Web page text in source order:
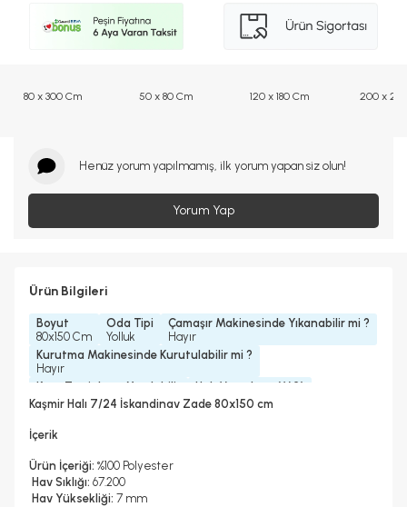
80 x 300 Cm 50 x 80 Cm 120 x 180 Cm 200 x
Henüz yorum yapılmamış, ilk yorum yapan siz olun!
Yorum Yap
Ürün Bilgileri
Boyut
80x150 Cm
Oda Tipi
Yolluk
Çamaşır Makinesinde Yıkanabilir mi ?
Hayır
Kurutma Makinesinde Kurutulabilir mi ?
Hayır
Kuru Temizleme Yapılabilir
Hayır
Halı Metrekare (M2)
1, 2
Kaşmir Halı 7/24 İskandinav Zade 80x150 cm
İçerik
Ürün İçeriği: %100 Polyester
Hav Sıklığı: 67.200
Hav Yüksekliği: 7 mm